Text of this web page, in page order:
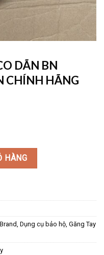
DÃN BN
CHÍNH HÃNG
3M ĐEN CHÍNH
HÀNG
Brand, Dụng cụ bảo hộ, Găng Tay